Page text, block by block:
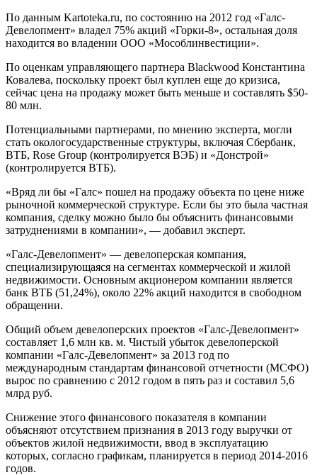
По данным Kartoteka.ru, по состоянию на 2012 год «Галс-
Девелопмент» владел 75% акций «Горки-8», остальная доля
находится во владении ООО «Мособлинвестиции».
По оценкам управляющего партнера Blackwood Константина
Ковалева, поскольку проект был куплен еще до кризиса,
сейчас цена на продажу может быть меньше и составлять $50-
80 млн.
Потенциальными партнерами, по мнению эксперта, могли
стать окологосударственные структуры, включая Сбербанк,
ВТБ, Rose Group (контролируется ВЭБ) и «Донстрой»
(контролируется ВТБ).
«Вряд ли бы «Галс» пошел на продажу объекта по цене ниже
рыночной коммерческой структуре. Если бы это была частная
компания, сделку можно было бы объяснить финансовыми
затруднениями в компании», — добавил эксперт.
«Галс-Девелопмент» — девелоперская компания,
специализирующаяся на сегментах коммерческой и жилой
недвижимости. Основным акционером компании является
банк ВТБ (51,24%), около 22% акций находится в свободном
обращении.
Общий объем девелоперских проектов «Галс-Девелопмент»
составляет 1,6 млн кв. м. Чистый убыток девелоперской
компании «Галс-Девелопмент» за 2013 год по
международным стандартам финансовой отчетности (МСФО)
вырос по сравнению с 2012 годом в пять раз и составил 5,6
млрд руб.
Снижение этого финансового показателя в компании
объясняют отсутствием признания в 2013 году выручки от
объектов жилой недвижимости, ввод в эксплуатацию
которых, согласно графикам, планируется в период 2014-2016
годов.